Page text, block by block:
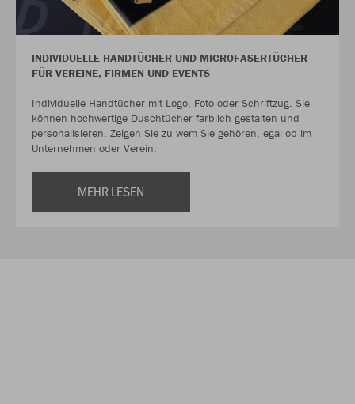
INDIVIDUELLE HANDTÜCHER UND MICROFASERTÜCHER
FÜR VEREINE, FIRMEN UND EVENTS
Individuelle Handtücher mit Logo, Foto oder Schriftzug. Sie
können hochwertige Duschtücher farblich gestalten und
personalisieren. Zeigen Sie zu wem Sie gehören, egal ob im
Unternehmen oder Verein.
MEHR LESEN